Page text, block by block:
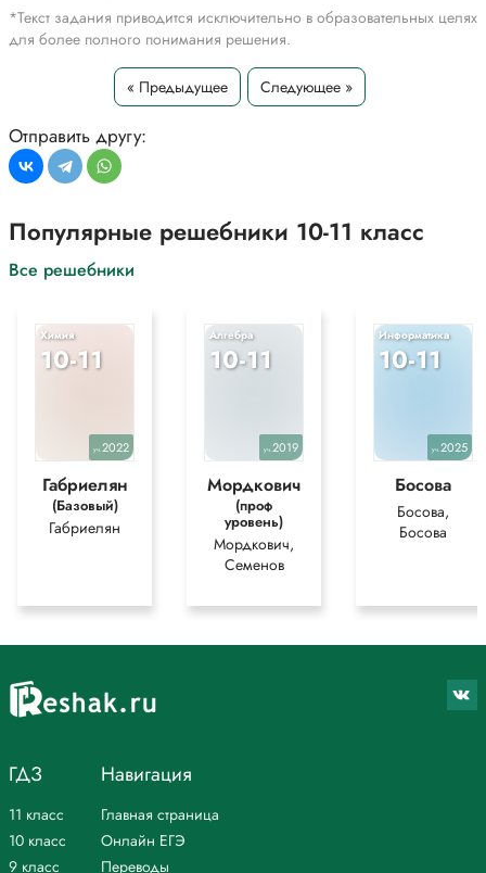
*Текст задания приводится исключительно в образовательных целях
для более полного понимания решения.
« Предыдущее Следующее »
Отправить другу:
Популярные решебники 10-11 класс
Все решебники
Химия
10-11
уч.2022
Габриелян
(Базовый)
Габриелян
Алгебра
10-11
уч.2019
Мордкович
(проф
уровень)
Мордкович,
Семенов
Информатика
10-11
уч.2025
Босова
Босова,
Босова
ГДЗ
11 класс
10 класс
9 класс
Навигация
Главная страница
Онлайн ЕГЭ
Переводы